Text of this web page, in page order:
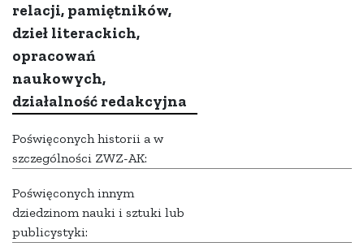
relacji, pamiętników,
dzieł literackich,
opracowań
naukowych,
działalność redakcyjna
Poświęconych historii a w
szczególności ZWZ-AK:
Poświęconych innym
dziedzinom nauki i sztuki lub
publicystyki: